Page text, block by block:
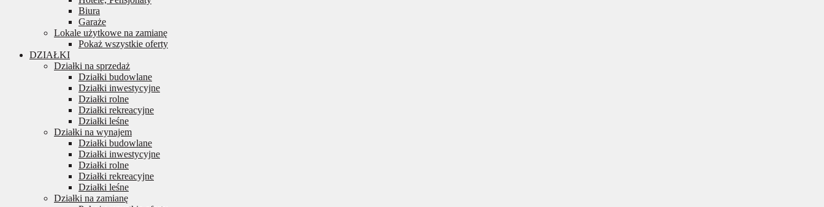
Biura
Garaże
Lokale użytkowe na zamianę
Pokaż wszystkie oferty
DZIAŁKI
Działki na sprzedaż
Działki budowlane
Działki inwestycyjne
Działki rolne
Działki rekreacyjne
Działki leśne
Działki na wynajem
Działki budowlane
Działki inwestycyjne
Działki rolne
Działki rekreacyjne
Działki leśne
Działki na zamianę